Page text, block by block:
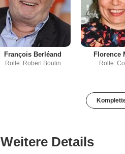
François Berléand
Rolle: Robert Boulin
Florence
Rolle:
Weitere Details